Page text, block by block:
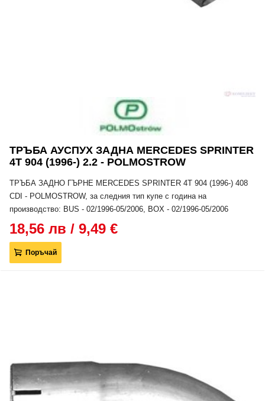
ТРЪБА АУСПУХ ЗАДНА MERCEDES SPRINTER
4T 904 (1996-) 2.2 - POLMOSTROW
ТРЪБА ЗАДНО ГЪРНЕ MERCEDES SPRINTER 4T 904 (1996-) 408
CDI - POLMOSTROW, за следния тип купе с година на
производство: BUS - 02/1996-05/2006, BOX - 02/1996-05/2006
18,56 лв / 9,49 €
Поръчай